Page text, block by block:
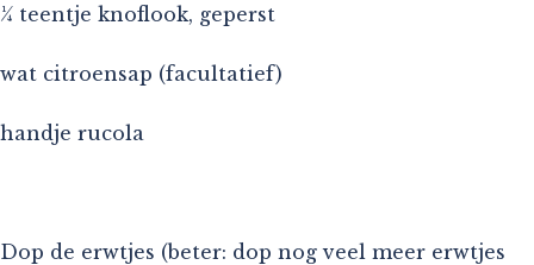
¼ teentje knoflook, geperst
wat citroensap (facultatief)
handje rucola
Dop de erwtjes (beter: dop nog veel meer erwtjes